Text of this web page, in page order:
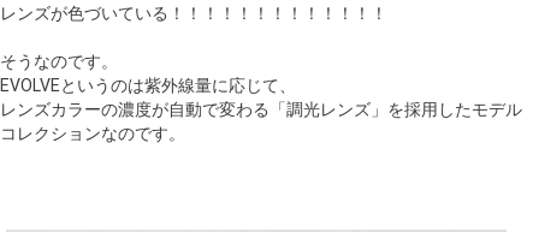
レンズが色づいている！！！！！！！！！！！！！
そうなのです。
EVOLVEというのは紫外線量に応じて、
レンズカラーの濃度が自動で変わる「調光レンズ」を採用したモデル
コレクションなのです。